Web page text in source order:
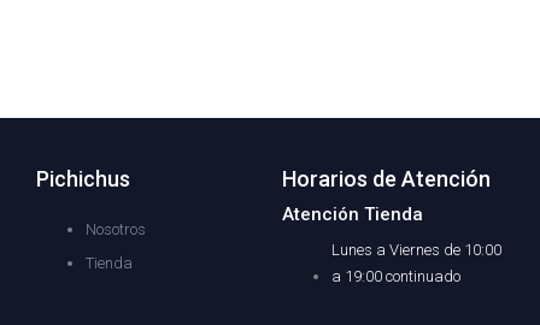
Pichichus
Nosotros
Tienda
Horarios de Atención
Atención Tienda
Lunes a Viernes de 10:00
a 19:00 continuado